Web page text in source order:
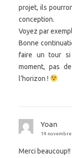
projet, ils
conception.
Voyez par
Bonne
faire un tour si
moment, pas
l’horizon !
Yoan
14
Merci beaucoup!!